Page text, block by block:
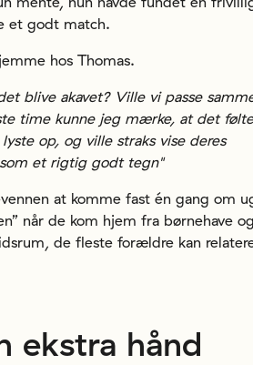
et godt match.
hos Thomas.
blive akavet? Ville vi passe
time kunne jeg mærke, at det
op, og ville straks vise deres
et rigtig godt tegn"
at komme fast én gang om
når de kom hjem fra børnehave og
de fleste forældre kan
ekstra hånd